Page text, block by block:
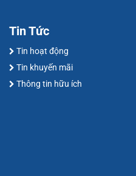
Tin Tức
Tin hoạt động
Tin khuyến mãi
Thông tin hữu ích